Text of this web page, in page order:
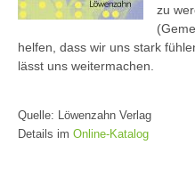
zu
helfen, dass wir uns stark
lässt uns weitermachen.
Quelle: Löwenzahn Verlag
Details im Online-Katalog